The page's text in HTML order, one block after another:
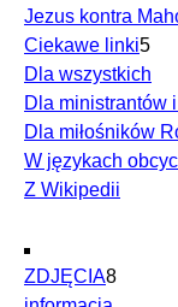
Jezus kontra
Ciekawe linki5
Dla wszystkich
Dla ministrantów
Dla miłośników
W językach
Z Wikipedii
ZDJĘCIA8